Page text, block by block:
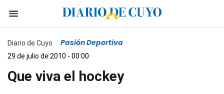
Diario de Cuyo Pasión Deportiva
29 de julio de 2010 - 00:00
Que viva el hockey